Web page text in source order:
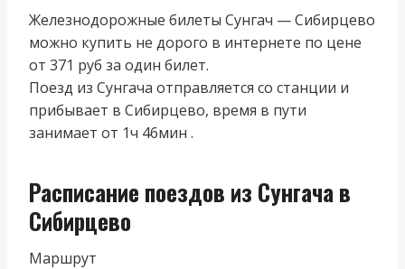
Железнодорожные билеты Сунгач — Сибирцево
можно купить не дорого в интернете по цене
от 371 руб за один билет.
Поезд из Сунгача отправляется со станции и
прибывает в Сибирцево, время в пути
занимает от 1ч 46мин .
Расписание поездов из Сунгача в
Сибирцево
Маршрут